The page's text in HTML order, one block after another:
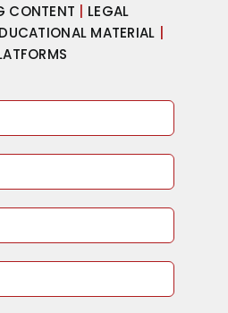
CONTENT
LEGAL
MATERIAL